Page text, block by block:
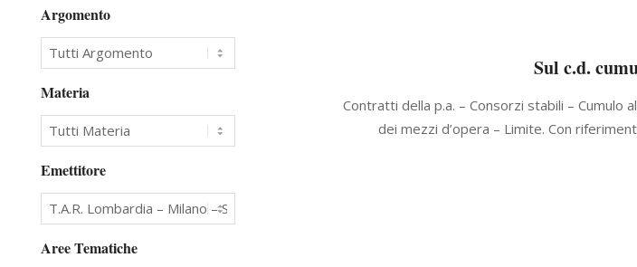
Sul c.d.
03-
Contratti della p.a. – Consorzi stabili –
dei mezzi d’opera – Limite. Con
Argomento
Materia
Emettitore
Aree Tematiche